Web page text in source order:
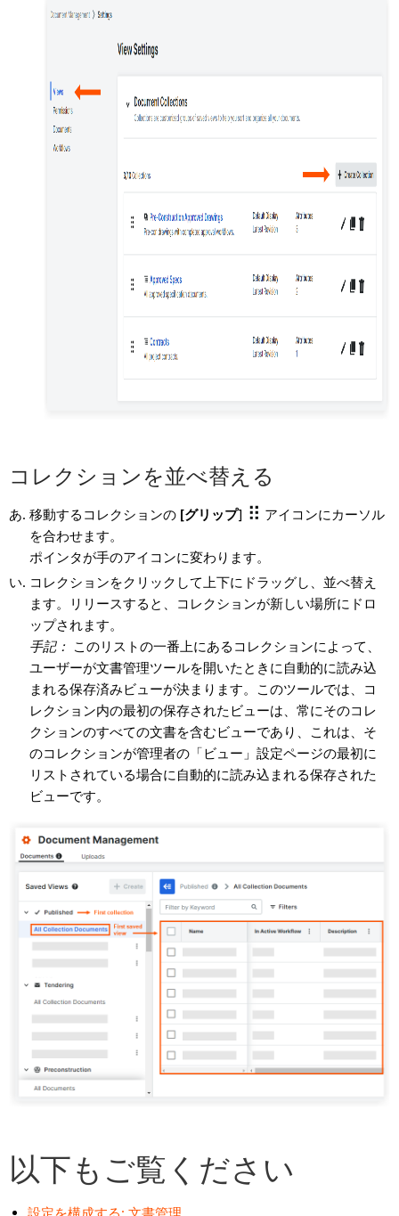
コレクションを並べ替える
移動するコレクションの [グリップ]
アイコンにカーソル
を合わせます。
ポインタが手のアイコンに変わります。
コレクションをクリックして上下にドラッグし、並べ替え
ます。リリースすると、コレクションが新しい場所にドロ
ップされます。
手記： このリストの一番上にあるコレクションによって、
ユーザーが文書管理ツールを開いたときに自動的に読み込
まれる保存済みビューが決まります。このツールでは、コ
レクション内の最初の保存されたビューは、常にそのコレ
クションのすべての文書を含むビューであり、これは、そ
のコレクションが管理者の「ビュー」設定ページの最初に
リストされている場合に自動的に読み込まれる保存された
ビューです。
以下もご覧ください